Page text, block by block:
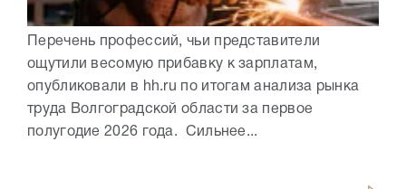
Перечень профессий, чьи представители
ощутили весомую прибавку к зарплатам,
опубликовали в hh.ru по итогам анализа рынка
труда Волгоградской области за первое
полугодие 2026 года. Сильнее...